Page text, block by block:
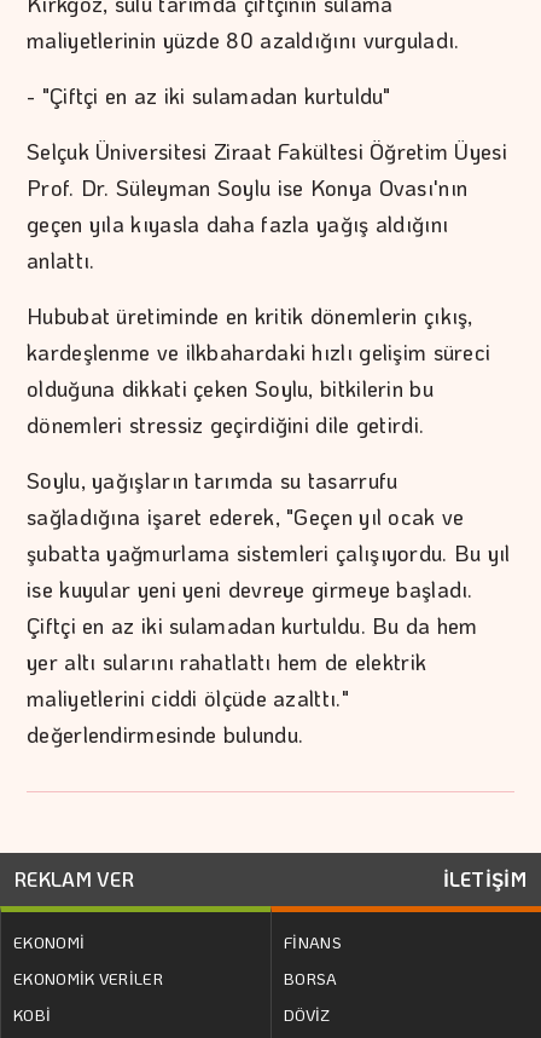
maliyetlerinin yüzde 80 azaldığını vurguladı.
- "Çiftçi en az iki sulamadan kurtuldu"
Selçuk Üniversitesi Ziraat Fakültesi Öğretim Üyesi
Prof. Dr. Süleyman Soylu ise Konya Ovası'nın
geçen yıla kıyasla daha fazla yağış aldığını
anlattı.
Hububat üretiminde en kritik dönemlerin çıkış,
kardeşlenme ve ilkbahardaki hızlı gelişim süreci
olduğuna dikkati çeken Soylu, bitkilerin bu
dönemleri stressiz geçirdiğini dile getirdi.
Soylu, yağışların tarımda su tasarrufu
sağladığına işaret ederek, "Geçen yıl ocak ve
şubatta yağmurlama sistemleri çalışıyordu. Bu yıl
ise kuyular yeni yeni devreye girmeye başladı.
Çiftçi en az iki sulamadan kurtuldu. Bu da hem
yer altı sularını rahatlattı hem de elektrik
maliyetlerini ciddi ölçüde azalttı."
değerlendirmesinde bulundu.
REKLAM VER İLETİŞİM
EKONOMİ
EKONOMİK VERİLER
KOBİ
FİNANS
BORSA
DÖVİZ